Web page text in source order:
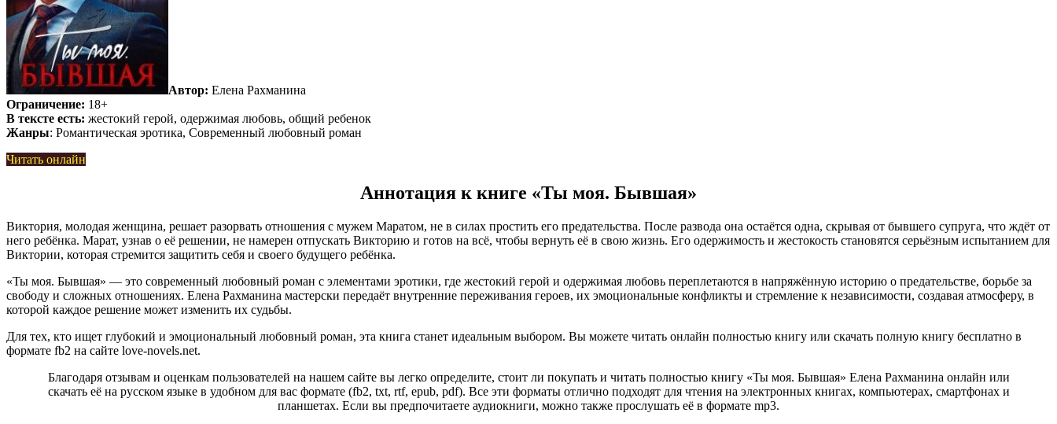
Автор: Елена Рахманина
Ограничение: 18+
В тексте есть: жестокий герой, одержимая любовь, общий ребенок
Жанры: Романтическая эротика, Современный любовный роман
Читать онлайн
Аннотация к книге «Ты моя. Бывшая»
Виктория, молодая женщина, решает разорвать отношения с мужем Маратом, не в силах простить его предательства. После развода она остаётся одна, скрывая от бывшего супруга, что ждёт от
него ребёнка. Марат, узнав о её решении, не намерен отпускать Викторию и готов на всё, чтобы вернуть её в свою жизнь. Его одержимость и жестокость становятся серьёзным испытанием для
Виктории, которая стремится защитить себя и своего будущего ребёнка.
«Ты моя. Бывшая» — это современный любовный роман с элементами эротики, где жестокий герой и одержимая любовь переплетаются в напряжённую историю о предательстве, борьбе за
свободу и сложных отношениях. Елена Рахманина мастерски передаёт внутренние переживания героев, их эмоциональные конфликты и стремление к независимости, создавая атмосферу, в
которой каждое решение может изменить их судьбы.
Для тех, кто ищет глубокий и эмоциональный любовный роман, эта книга станет идеальным выбором. Вы можете читать онлайн полностью книгу или скачать полную книгу бесплатно в
формате fb2 на сайте love-novels.net.
Благодаря отзывам и оценкам пользователей на нашем сайте вы легко определите, стоит ли покупать и читать полностью книгу «Ты моя. Бывшая» Елена Рахманина онлайн или
скачать её на русском языке в удобном для вас формате (fb2, txt, rtf, epub, pdf). Все эти форматы отлично подходят для чтения на электронных книгах, компьютерах, смартфонах и
планшетах. Если вы предпочитаете аудиокниги, можно также прослушать её в формате mp3.